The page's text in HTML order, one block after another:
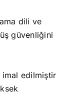
dili ve
güvenliğini
imal edilmiştir